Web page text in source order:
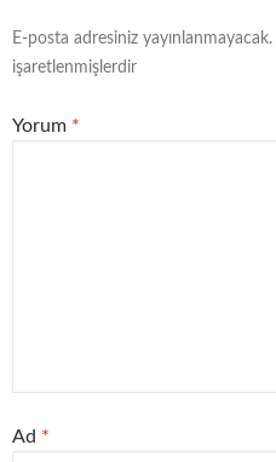
E-posta adresiniz yayınlanmayacak.
işaretlenmişlerdir
Yorum *
Ad *